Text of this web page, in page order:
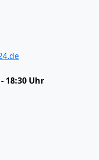
18:30 Uhr